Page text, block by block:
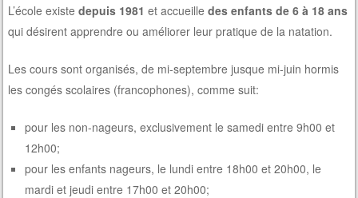
L’école existedepuis 1981 et accueilledes enfants de 6 à 18 ans
qui désirent apprendre ou améliorer leur pratique de la natation.
Les cours sont organisés, de mi-septembre jusque mi-juin hormis
les congés scolaires (francophones), comme suit:
pour les non-nageurs, exclusivement le samedi entre 9h00 et
12h00;
pour les enfants nageurs, le lundi entre 18h00 et 20h00, le
mardi et jeudi entre 17h00 et 20h00;